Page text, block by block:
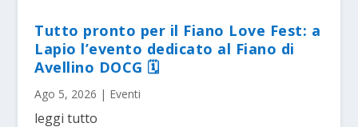
Tutto pronto per il Fiano Love Fest: a
Lapio l’evento dedicato al Fiano di
Avellino DOCG 🗓
Ago 5, 2026 | Eventi
leggi tutto